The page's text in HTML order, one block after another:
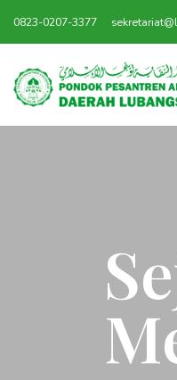
0823-0207-3377